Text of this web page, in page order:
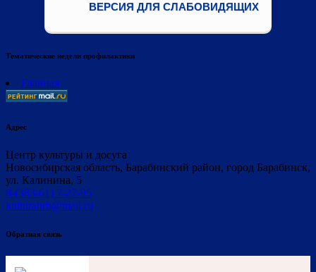
ВЕРСИЯ ДЛЯ СЛАБОВИДЯЩИХ
Тематические недели профилактики
Главная
Адрес
Центр культуры и досуга
Новосибирская область, Барабинский район, город Барабинск,
ул. Калинина, 5
8-(383-61) 7-27-95
kulturabrb@mail.ru
Обратная связь